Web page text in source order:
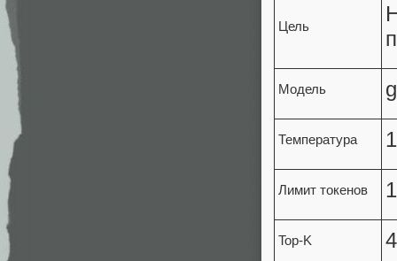
Цель
Модель
Температура 1
Лимит токенов
Top-K